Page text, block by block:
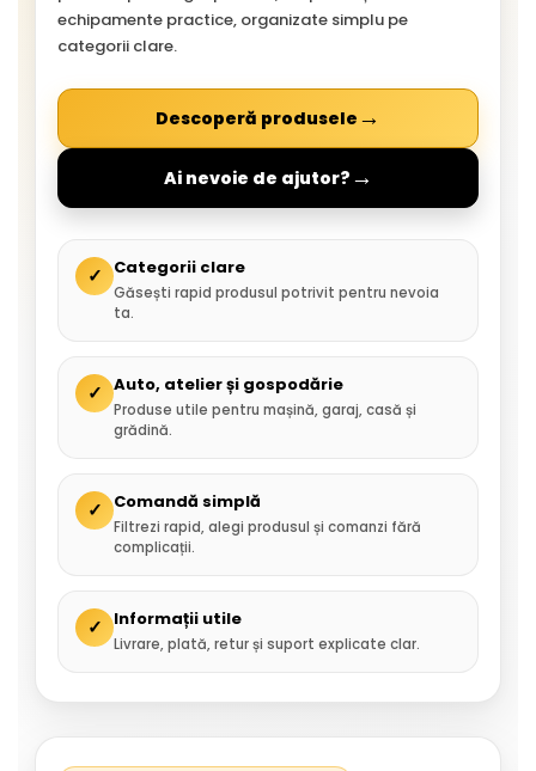
echipamente practice, organizate simplu pe
categorii clare.
Descoperă produsele →
Ai nevoie de ajutor? →
✓ Categorii clare
Găsești rapid produsul potrivit pentru nevoia
ta.
✓ Auto, atelier și gospodărie
Produse utile pentru mașină, garaj, casă și
grădină.
✓ Comandă simplă
Filtrezi rapid, alegi produsul și comanzi fără
complicații.
✓ Informații utile
Livrare, plată, retur și suport explicate clar.